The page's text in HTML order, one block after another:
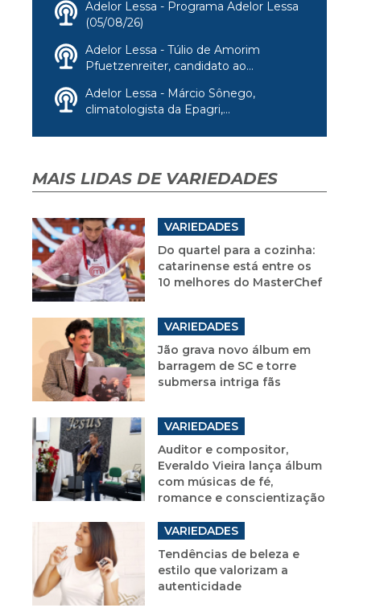
Adelor Lessa - Programa Adelor Lessa
(05/08/26)
Adelor Lessa - Túlio de Amorim
Pfuetzenreiter, candidato ao...
Adelor Lessa - Márcio Sônego,
climatologista da Epagri,...
MAIS LIDAS DE VARIEDADES
VARIEDADES
Do quartel para a cozinha:
catarinense está entre os
10 melhores do MasterChef
VARIEDADES
Jão grava novo álbum em
barragem de SC e torre
submersa intriga fãs
VARIEDADES
Auditor e compositor,
Everaldo Vieira lança álbum
com músicas de fé,
romance e conscientização
VARIEDADES
Tendências de beleza e
estilo que valorizam a
autenticidade